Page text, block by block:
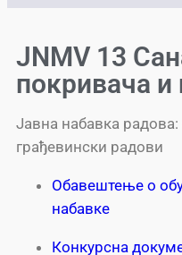
JNMV 13
покривача
Јавна набавка
грађевински радови
Обавештење о
набавке
Конкурсна